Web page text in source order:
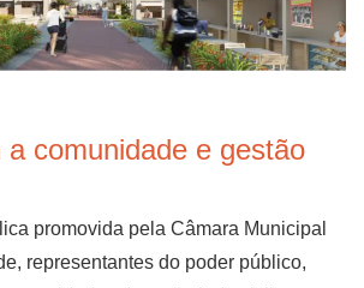
a comunidade e gestão
promovida pela Câmara Municipal
representantes do poder público,